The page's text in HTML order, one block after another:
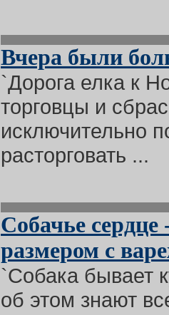
Вчера были
`Дорога елка к
торговцы и
исключительно
расторговать ...
Собачье
размером с
`Собака бывает
об этом знают